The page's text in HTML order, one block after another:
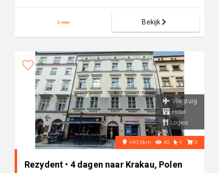
Bekijk
Vliegtuig
Hotel
Logies
+90.0km 40 4 0
Rezydent • 4 dagen naar Krakau, Polen